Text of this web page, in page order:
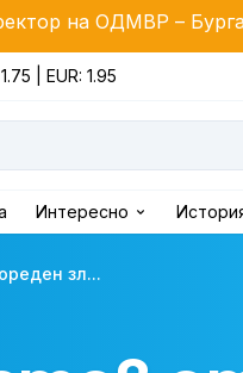
– Бургас: Старши
| EUR: 1.95
Интересно
зл...